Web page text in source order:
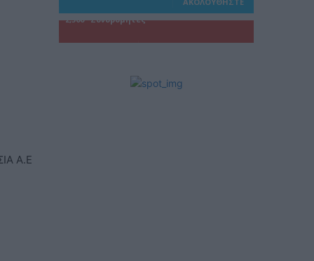
Α.Ε
2,500
Συνδρομητές
ΓΊΝΕΤΕ ΣΥΝΔΡΟΜΗΤΉΣ